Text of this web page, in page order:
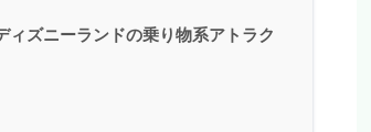
ィズニーランドの乗り物系アトラク